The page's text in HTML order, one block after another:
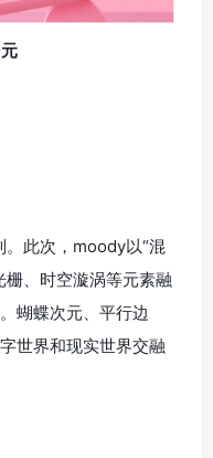
此次，moody以“混
、时空漩涡等元素融
蝴蝶次元、平行边
世界和现实世界交融